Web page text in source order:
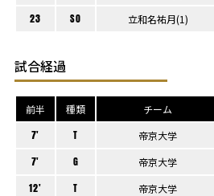
23 SO 立和名祐月(1)
試合経過
前半 種類 チーム
7' T 帝京大学
7' G 帝京大学
12' T 帝京大学